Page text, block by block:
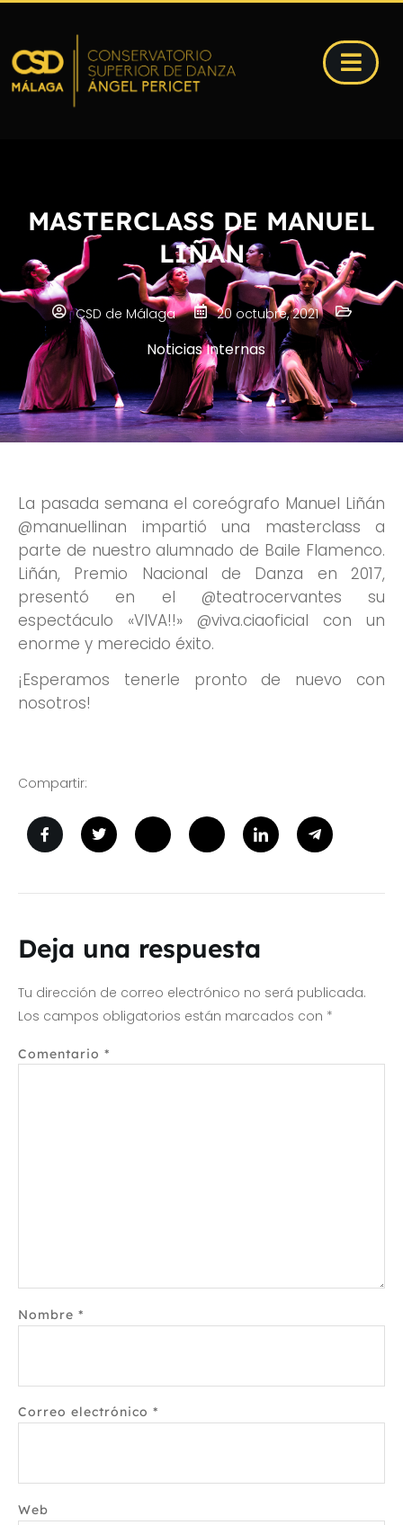
MASTERCLASS DE MANUEL
LIÑAN
CSD de Málaga 20 octubre, 2021
Noticias Internas
La pasada semana el coreógrafo Manuel Liñán
@manuellinan impartió una masterclass a
parte de nuestro alumnado de Baile Flamenco.
Liñán, Premio Nacional de Danza en 2017,
presentó en el @teatrocervantes su
espectáculo «VIVA!!» @viva.ciaoficial con un
enorme y merecido éxito.
¡Esperamos tenerle pronto de nuevo con
nosotros!
Compartir:
Deja una respuesta
Tu dirección de correo electrónico no será publicada.
Los campos obligatorios están marcados con *
Comentario *
Nombre *
Correo electrónico *
Web